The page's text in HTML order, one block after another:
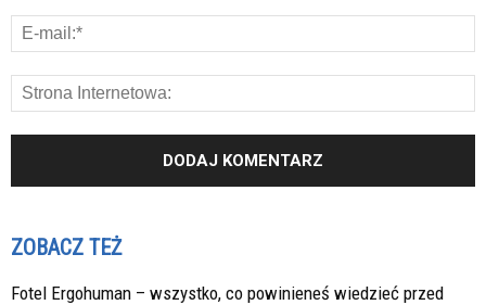
ZOBACZ TEŻ
Fotel Ergohuman – wszystko, co powinieneś wiedzieć przed